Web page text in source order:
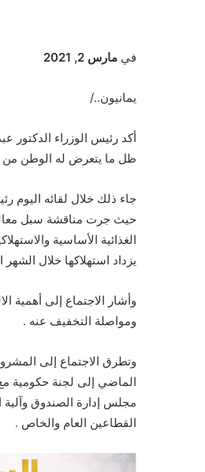
في مارس 2, 2021
يمانيون../
أكد رئيس الوزراء الدكتور
ظل ما يتعرض له الوطن
جاء ذلك خلال لقائه
حيث جرت مناقشة سبل
الغذائية الأساسية
يزداد استهلاكها خلال
وأشار الاجتماع إلى أهمية
ومواصلة التخفيف عنه .
وتطرق الاجتماع إلى
الماضي إلى لجنة حكومية مع
مجلس إدارة الصندوق وآلية
القطاعين العام والخاص .